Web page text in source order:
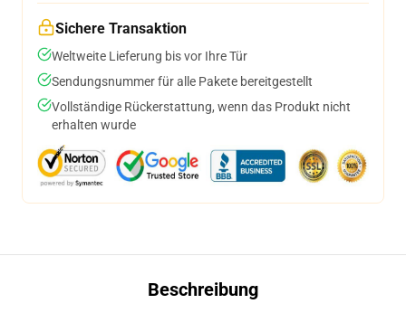
Sichere Transaktion
Weltweite Lieferung bis vor Ihre Tür
Sendungsnummer für alle Pakete bereitgestellt
Vollständige Rückerstattung, wenn das Produkt nicht
erhalten wurde
Beschreibung